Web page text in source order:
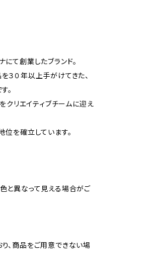
て創業したブランド。
３０年以上手がけてきた、
。
クリエイティブチームに迎え
位を確立しています。
と異なって見える場合がご
、商品をご用意できない場